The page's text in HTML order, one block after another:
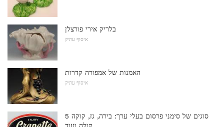
בלריק אירי פורצלן
איסוף עתיק
האמנות של אמפורה קדרות
איסוף עתיק
5 סוגים של סימני פרסום בעלי ערך: בירה, גז, קוקה
קולה ועוד